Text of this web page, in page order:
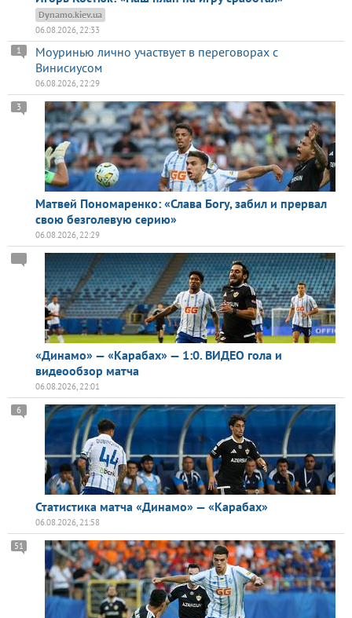
Dynamo.kiev.ua
06.08.2026, 22:33
Моуринью лично участвует в переговорах с
Винисиусом
1
06.08.2026, 22:29
Матвей Пономаренко: «Слава Богу, забил и прервал
свою безголевую серию»
3
06.08.2026, 22:29
«Динамо» — «Карабах» — 1:0. ВИДЕО гола и
видеообзор матча
06.08.2026, 22:01
Статистика матча «Динамо» — «Карабах»
6
06.08.2026, 21:58
51